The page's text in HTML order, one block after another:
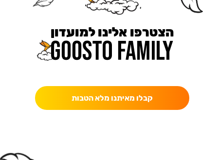
הצטרפו אלינו למועדון
קבלו מאיתנו מלא הטבות